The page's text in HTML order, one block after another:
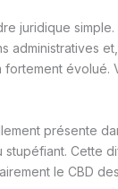
juridique
évolué.
présente
Cette
le CBD